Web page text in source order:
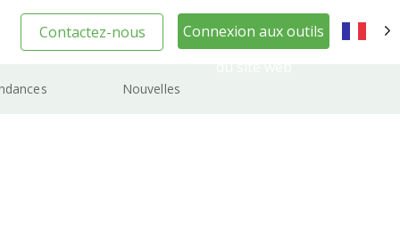
Contactez-nous
Connexion aux outils
Nouvelles